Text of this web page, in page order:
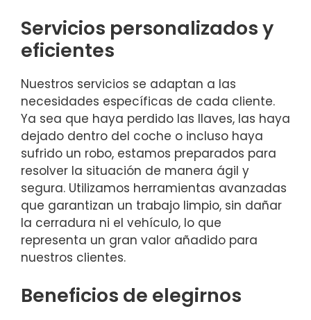
Servicios personalizados y
eficientes
Nuestros servicios se adaptan a las
necesidades específicas de cada cliente.
Ya sea que haya perdido las llaves, las haya
dejado dentro del coche o incluso haya
sufrido un robo, estamos preparados para
resolver la situación de manera ágil y
segura. Utilizamos herramientas avanzadas
que garantizan un trabajo limpio, sin dañar
la cerradura ni el vehículo, lo que
representa un gran valor añadido para
nuestros clientes.
Beneficios de elegirnos